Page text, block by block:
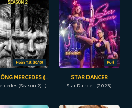
Hoàn Tất (10/10)
QUÝ ÔNG MERCEDES (PHẦN 2)
Mr. Mercedes (Season 2) (2018)
Full
STAR DANCER
Star Dancer (2023)